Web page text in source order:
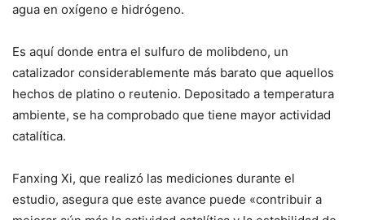
agua en oxígeno e hidrógeno.
Es aquí donde entra el sulfuro de molibdeno, un
catalizador considerablemente más barato que aquellos
hechos de platino o reutenio. Depositado a temperatura
ambiente, se ha comprobado que tiene mayor actividad
catalítica.
Fanxing Xi, que realizó las mediciones durante el
estudio, asegura que este avance puede «contribuir a